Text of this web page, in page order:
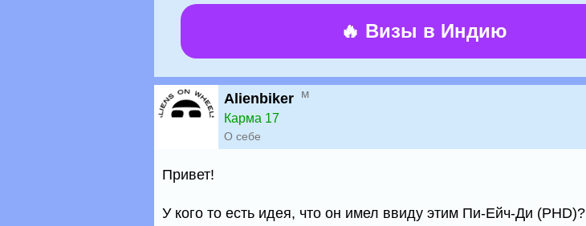
🔥 Визы в Индию
Alienbiker м
Карма 17
О себе
Привет!
У кого то есть идея, что он имел ввиду этим Пи-Ейч-Ди (PHD)?